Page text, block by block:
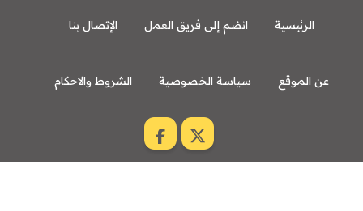
الرئيسية انضم إلى فريق العمل الإتصال بنا
عن الموقع سياسة الخصوصية الشروط والاحكام